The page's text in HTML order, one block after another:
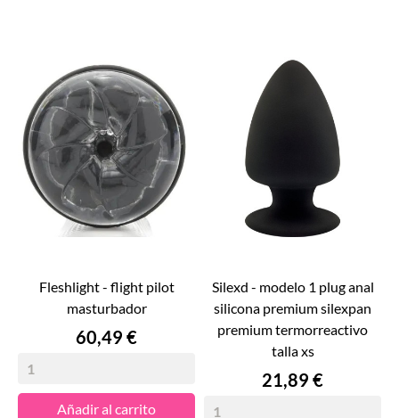
fleshlight - flight pilot
masturbador
Precio
60,49 €
Añadir al carrito
silexd - modelo 1 plug anal
silicona premium silexpan
premium termorreactivo
talla xs
Precio
21,89 €